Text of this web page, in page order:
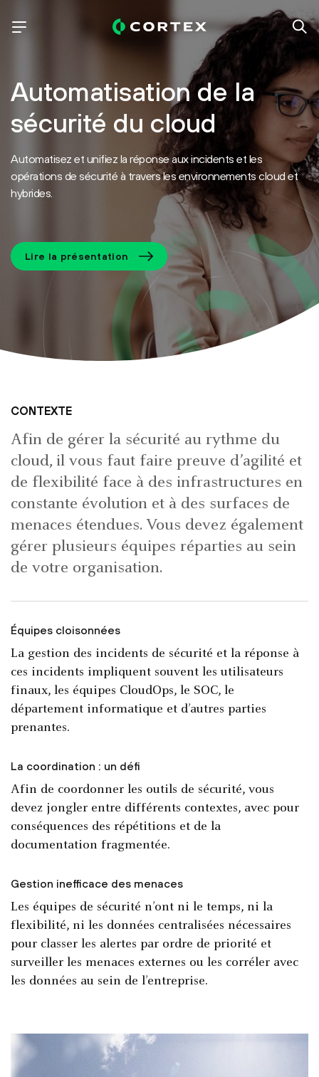
Automatisation de la
sécurité du cloud
Automatisez et unifiez la réponse aux incidents et les
opérations de sécurité à travers les environnements cloud et
hybrides.
Lire la présentation
CONTEXTE
Afin de gérer la sécurité au rythme du
cloud, il vous faut faire preuve d’agilité et
de flexibilité face à des infrastructures en
constante évolution et à des surfaces de
menaces étendues. Vous devez également
gérer plusieurs équipes réparties au sein
de votre organisation.
Équipes cloisonnées
La gestion des incidents de sécurité et la réponse à
ces incidents impliquent souvent les utilisateurs
finaux, les équipes CloudOps, le SOC, le
département informatique et d’autres parties
prenantes.
La coordination : un défi
Afin de coordonner les outils de sécurité, vous
devez jongler entre différents contextes, avec pour
conséquences des répétitions et de la
documentation fragmentée.
Gestion inefficace des menaces
Les équipes de sécurité n’ont ni le temps, ni la
flexibilité, ni les données centralisées nécessaires
pour classer les alertes par ordre de priorité et
surveiller les menaces externes ou les corréler avec
les données au sein de l’entreprise.